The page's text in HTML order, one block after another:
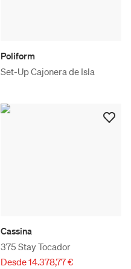
Poliform
Set-Up Cajonera de Isla
Cassina
375 Stay Tocador
Desde 14.378,77 €